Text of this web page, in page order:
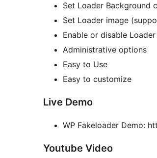
Set Loader Background
Set Loader image
Enable or disable
Administrative options
Easy to Use
Easy to customize
Live Demo
WP Fakeloader Demo:
Youtube Video